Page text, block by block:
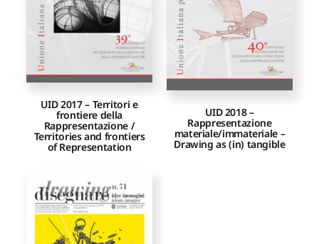
UID 2017 – Territori e
frontiere della
Rappresentazione /
Territories and frontiers
of Representation
UID 2018 –
Rappresentazione
materiale/immateriale –
Drawing as (in) tangible